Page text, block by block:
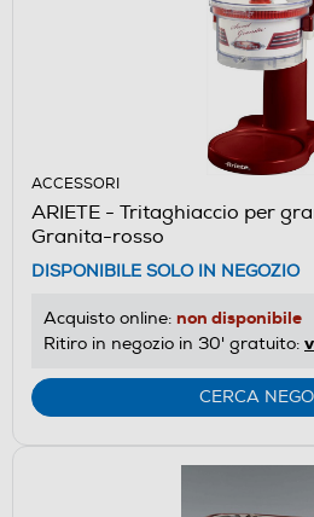
ACCESSORI
ARIETE - Tritaghiaccio per
Granita-rosso
DISPONIBILE SOLO IN NEGOZIO
Acquisto online: non disponibile
Ritiro in negozio in 30' gratuito:
CERCA